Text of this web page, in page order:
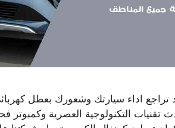
تراجع اداء سيارتك وشعورك بعطل
تقنيات التكنولوجية العصرية